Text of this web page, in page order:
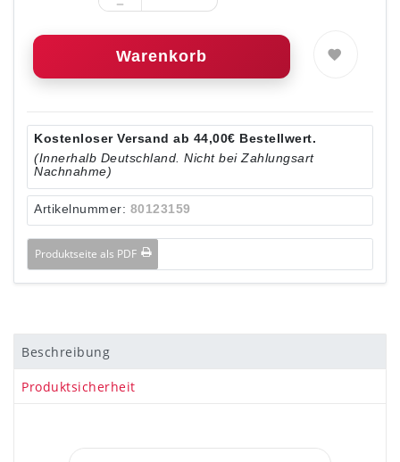
Warenkorb
Kostenloser Versand ab 44,00€ Bestellwert.
(Innerhalb Deutschland. Nicht bei Zahlungsart
Nachnahme)
Artikelnummer: 80123159
Produktseite als PDF
Beschreibung
Produktsicherheit